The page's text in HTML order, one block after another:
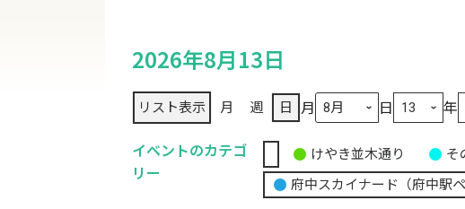
2026年8月13日
リスト表示 月 週 日 月 日 年
イベントのカテゴ
リー
無
題
けやき並木通り そ
府中スカイナード（府中駅